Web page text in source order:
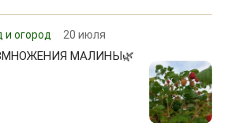
и огород 20 июля
МАЛИНЫ🌿